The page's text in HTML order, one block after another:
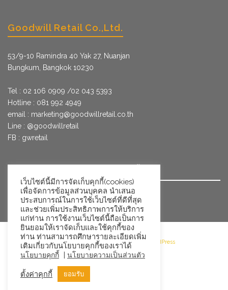
Goodwill Retail Co.,Ltd.
53/9­-10 Ramindra 40 Yak 27, Nuanjan
Bungkum, Bangkok 10230
Tel : 02 106 0909 /02 043 5393
Hotline : 081 992 4949
email : marketing@goodwillretail.co.th
Line : @goodwillretail
FB : gwretail
นโยบายข้อมูลส่วนบุคคล
©2026 Goodwill Retail · Powered by WordPress
เว็บไซต์นี้มีการจัดเก็บคุกกี้(cookies)
เพื่อจัดการข้อมูลส่วนบุคคล นำเสนอ
ประสบการณ์ในการใช้เว็บไซต์ที่ดีที่สุด
และช่วยเพิ่มประสิทธิภาพการให้บริการ
แก่ท่าน การใช้งานเว็บไซต์นี้ถือเป็นการ
ยินยอมให้เราจัดเก็บและใช้คุกกี้ของ
ท่าน ท่านสามารถศึกษารายละเอียดเพิ่ม
เติมเกี่ยวกับนโยบายคุกกี้ของเราได้
นโยบายคุกกี้ | นโยบายความเป็นส่วนตัว
ตั้งค่าคุกกี้ ยอมรับ